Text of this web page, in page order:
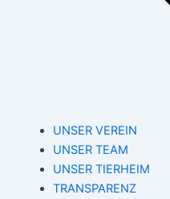
UNSER VEREIN
UNSER TEAM
UNSER TIERHEIM
TRANSPARENZ